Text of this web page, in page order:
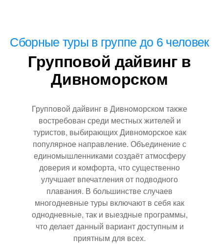
Сборные туры в группе до 6 человек
Групповой дайвинг в
Дивноморском
Групповой дайвинг в Дивноморском также
востребован среди местных жителей и
туристов, выбирающих Дивноморское как
популярное направление. Объединение с
единомышленниками создаёт атмосферу
доверия и комфорта, что существенно
улучшает впечатления от подводного
плавания. В большинстве случаев
многодневные туры включают в себя как
однодневные, так и выездные программы,
что делает данный вариант доступным и
приятным для всех.